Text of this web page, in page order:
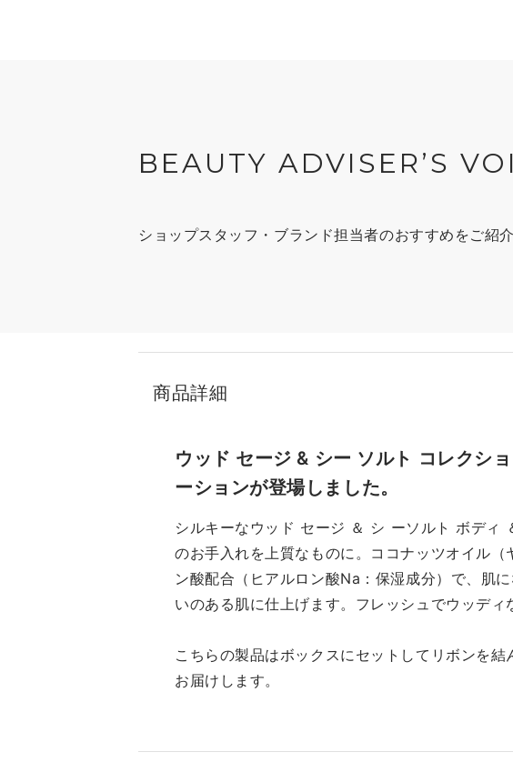
BEAUTY ADVISER’S
ショップスタッフ・ブランド担当者のおすすめをご紹介
商品詳細
ウッド セージ & シー ソルト コレクシ
ーションが登場しました。
シルキーなウッド セージ ＆ シ ーソルト ボディ
のお手入れを上質なものに。ココナッツオイル（
ン酸配合（ヒアルロン酸Na：保湿成分）で、肌
いのある肌に仕上げます。フレッシュでウッディ
こちらの製品はボックスにセットしてリボンを
お届けします。